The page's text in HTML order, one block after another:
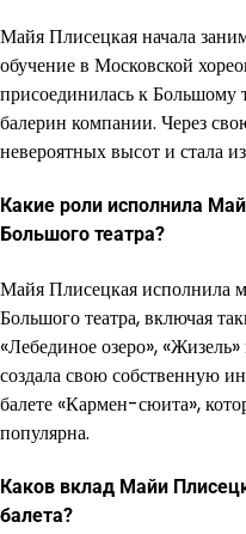
Майя Плисецкая начала
обучение в Московской
присоединилась к Большому
балерин компании. Через
невероятных высот и стала
Какие роли исполнила
Большого театра?
Майя Плисецкая исполнила
Большого театра, включая
«Лебединое озеро»,
создала свою собственную
балете «Кармен-сюита»,
популярна.
Каков вклад Майи
балета?